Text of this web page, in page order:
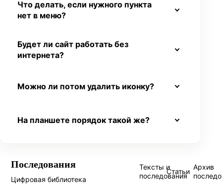
Что делать, если нужного пункта
нет в меню?
Будет ли сайт работать без
интернета?
Можно ли потом удалить иконку?
На планшете порядок такой же?
Последования
Цифровая библиотека
Тексты и
последования
Статьи
Архив